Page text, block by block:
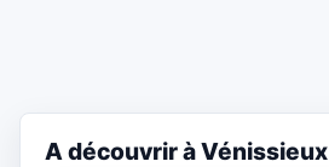
A découvrir à Vénissieux